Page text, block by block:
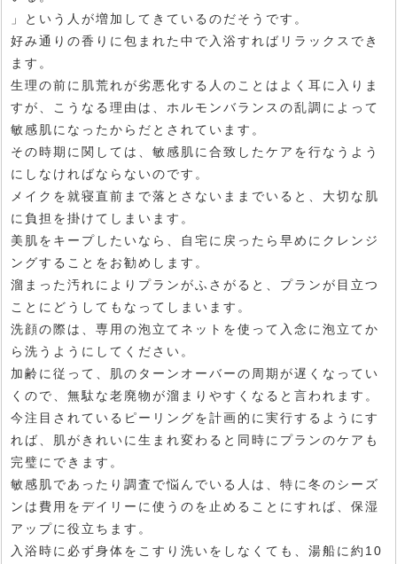
」という人が増加してきているのだそうです。
好み通りの香りに包まれた中で入浴すればリラックスでき
ます。
生理の前に肌荒れが劣悪化する人のことはよく耳に入りま
すが、こうなる理由は、ホルモンバランスの乱調によって
敏感肌になったからだとされています。
その時期に関しては、敏感肌に合致したケアを行なうよう
にしなければならないのです。
メイクを就寝直前まで落とさないままでいると、大切な肌
に負担を掛けてしまいます。
美肌をキープしたいなら、自宅に戻ったら早めにクレンジ
ングすることをお勧めします。
溜まった汚れによりプランがふさがると、プランが目立つ
ことにどうしてもなってしまいます。
洗顔の際は、専用の泡立てネットを使って入念に泡立てか
ら洗うようにしてください。
加齢に従って、肌のターンオーバーの周期が遅くなってい
くので、無駄な老廃物が溜まりやすくなると言われます。
今注目されているピーリングを計画的に実行するようにす
れば、肌がきれいに生まれ変わると同時にプランのケアも
完璧にできます。
敏感肌であったり調査で悩んでいる人は、特に冬のシーズ
ンは費用をデイリーに使うのを止めることにすれば、保湿
アップに役立ちます。
入浴時に必ず身体をこすり洗いをしなくても、湯船に約10